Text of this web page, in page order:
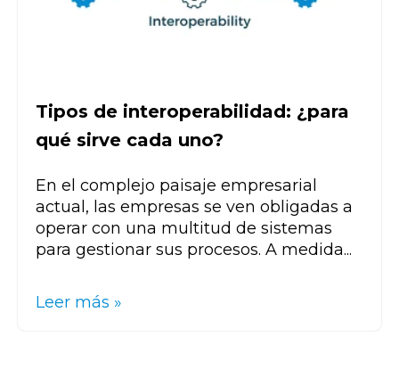
Tipos de interoperabilidad: ¿para
qué sirve cada uno?
En el complejo paisaje empresarial
actual, las empresas se ven obligadas a
operar con una multitud de sistemas
para gestionar sus procesos. A medida...
Leer más »